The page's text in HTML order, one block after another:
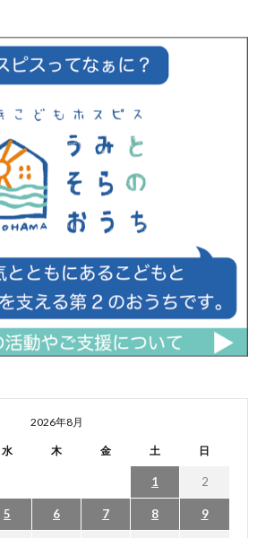
2026年8月
水 木 金 土 日
1 2
5 6 7 8 9